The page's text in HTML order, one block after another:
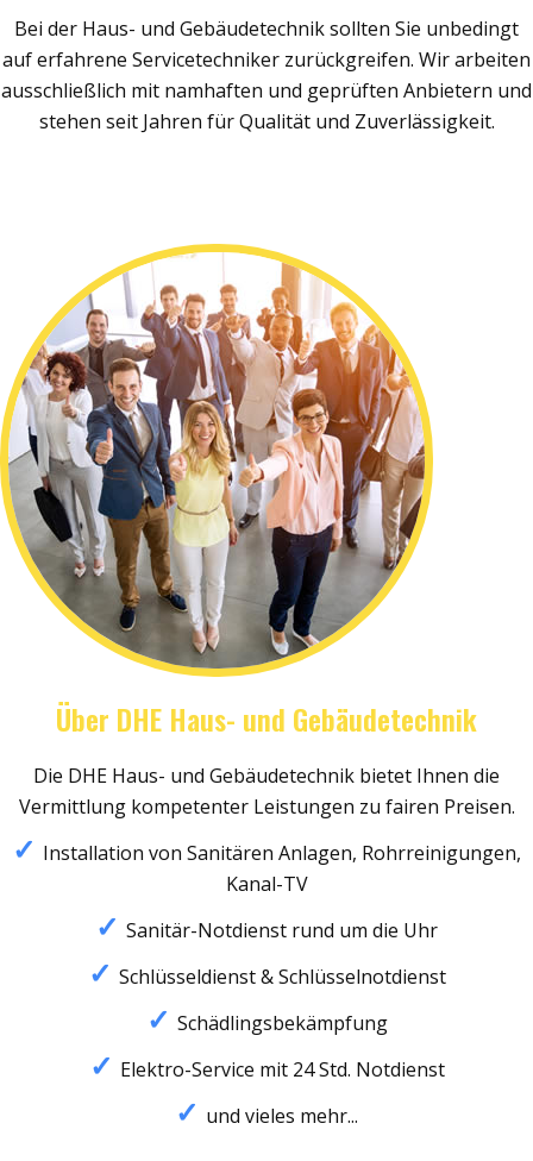
Bei der Haus- und Gebäudetechnik sollten Sie unbedingt
auf erfahrene Servicetechniker zurückgreifen. Wir arbeiten
ausschließlich mit namhaften und geprüften Anbietern und
stehen seit Jahren für Qualität und Zuverlässigkeit.
Über DHE Haus- und Gebäudetechnik
Die DHE Haus- und Gebäudetechnik bietet Ihnen die
Vermittlung kompetenter Leistungen zu fairen Preisen.
Installation von Sanitären Anlagen, Rohrreinigungen,
Kanal-TV
Sanitär-Notdienst rund um die Uhr
Schlüsseldienst & Schlüsselnotdienst
Schädlingsbekämpfung
Elektro-Service mit 24 Std. Notdienst
und vieles mehr...